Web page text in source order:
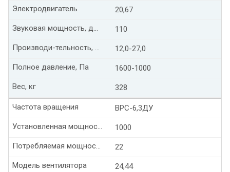
20,67
Электродвигатель
110
Звуковая мощность, дБ(А)
12,0-27,0
Производи-тельность, тыс. м³/час
1600-1000
Полное давление, Па
328
Вес, кг
ВРС-6,3ДУ
Частота вращения
1000
Установленная мощность, кВт
22
Потребляемая мощность, кВт
24,44
Модель вентилятора